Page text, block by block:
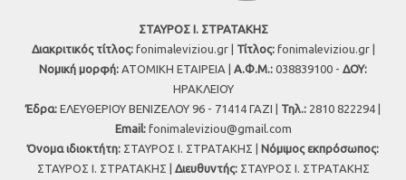
ΣΤΑΥΡΟΣ Ι. ΣΤΡΑΤΑΚΗΣ
Διακριτικός τίτλος:fonimaleviziou.gr | Τίτλος:fonimaleviziou.gr |
Νομική μορφή: ΑΤΟΜΙΚΗ ΕΤΑΙΡΕΙΑ | Α.Φ.Μ.: 038839100 - ΔΟΥ:
ΗΡΑΚΛΕΙΟΥ
Έδρα: ΕΛΕΥΘΕΡΙΟΥ ΒΕΝΙΖΕΛΟΥ 96 - 71414 ΓΑΖΙ | Τηλ.: 2810 822294 |
Εmail: fonimaleviziou@gmail.com
Όνομα ιδιοκτήτη: ΣΤΑΥΡΟΣ Ι. ΣΤΡΑΤΑΚΗΣ | Νόμιμος εκπρόσωπος:
ΣΤΑΥΡΟΣ Ι. ΣΤΡΑΤΑΚΗΣ | Διευθυντής:ΣΤΑΥΡΟΣ Ι. ΣΤΡΑΤΑΚΗΣ